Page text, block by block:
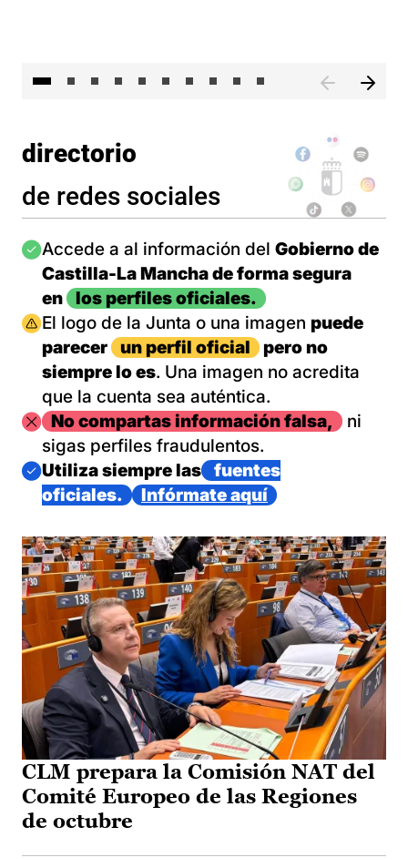
directorio
de redes sociales
Imagen
Accede a al información del Gobierno de
Castilla-La Mancha de forma segura
en
los perfiles oficiales.
Imagen
El logo de la Junta o una imagen puede
parecer
un perfil oficial
pero no
siempre lo es. Una imagen no acredita
que la cuenta sea auténtica.
ImagenNo compartas información falsa,
ni
sigas perfiles fraudulentos.
Imagen
Utiliza siempre las
fuentes
oficiales.
Infórmate aquí
CLM prepara la Comisión NAT del
Comité Europeo de las Regiones
de octubre